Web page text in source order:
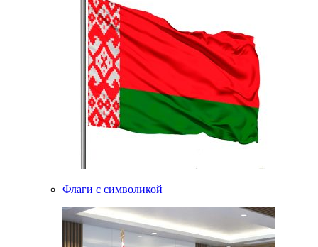
Флаги с символикой